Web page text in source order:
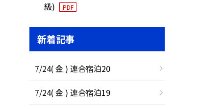
級)
PDF
新着記事
7/24( 金 ) 連合宿泊20
7/24( 金 ) 連合宿泊19